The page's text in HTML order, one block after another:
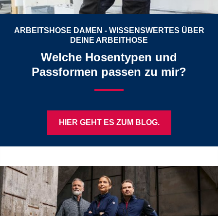
ARBEITSHOSE DAMEN - WISSENSWERTES ÜBER
DEINE ARBEITHOSE
Welche Hosentypen und
Passformen passen zu mir?
HIER GEHT ES ZUM BLOG.